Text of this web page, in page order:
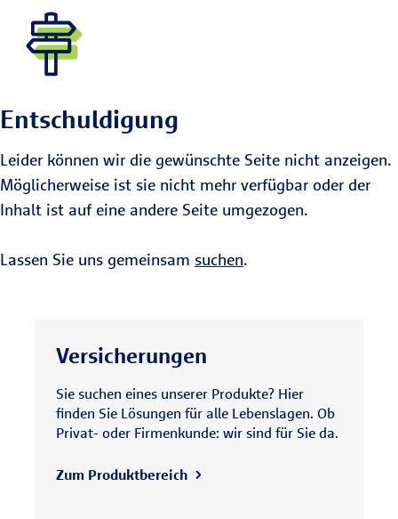
Entschuldigung
Leider können wir die gewünschte Seite nicht anzeigen.
Möglicherweise ist sie nicht mehr verfügbar oder der
Inhalt ist auf eine andere Seite umgezogen.
Lassen Sie uns gemeinsam suchen.
Versicherungen
Sie suchen eines unserer Produkte? Hier
finden Sie Lösungen für alle Lebenslagen. Ob
Privat- oder Firmenkunde: wir sind für Sie da.
Zum Produktbereich